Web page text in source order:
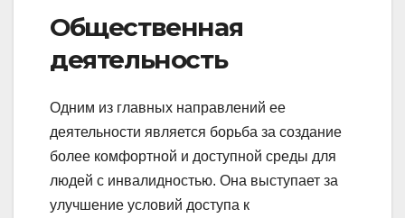
Общественная
деятельность
Одним из главных направлений ее
деятельности является борьба за создание
более комфортной и доступной среды для
людей с инвалидностью. Она выступает за
улучшение условий доступа к